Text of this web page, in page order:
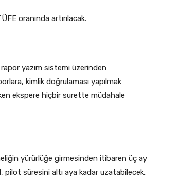
oranında artırılacak.
yazım sistemi üzerinden
kimlik doğrulaması yapılmak
ekspere hiçbir surette müdahale
yürürlüğe girmesinden itibaren üç ay
pilot süresini altı aya kadar uzatabilecek.